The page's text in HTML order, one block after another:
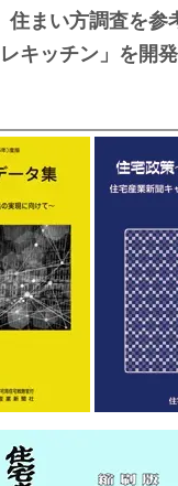
住まい方調査を参
キッチン」を開発